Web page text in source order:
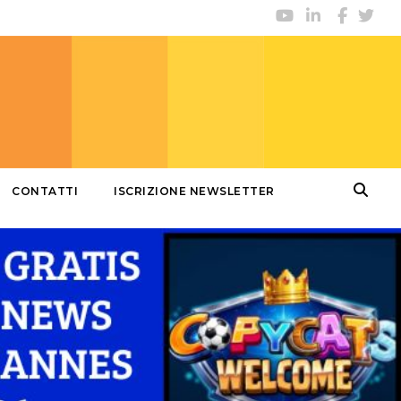
CONTATTI ISCRIZIONE NEWSLETTER